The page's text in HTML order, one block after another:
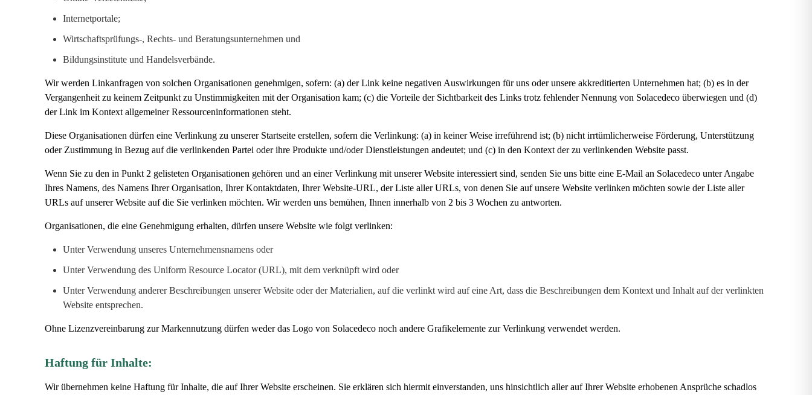
Internetportale;
Wirtschaftsprüfungs-, Rechts- und Beratungsunternehmen und
Bildungsinstitute und Handelsverbände.
Wir werden Linkanfragen von solchen Organisationen genehmigen, sofern: (a) der Link keine negativen Auswirkungen für uns oder unsere akkreditierten Unternehmen hat; (b) es in der
Vergangenheit zu keinem Zeitpunkt zu Unstimmigkeiten mit der Organisation kam; (c) die Vorteile der Sichtbarkeit des Links trotz fehlender Nennung von Solacedeco überwiegen und (d)
der Link im Kontext allgemeiner Ressourceninformationen steht.
Diese Organisationen dürfen eine Verlinkung zu unserer Startseite erstellen, sofern die Verlinkung: (a) in keiner Weise irreführend ist; (b) nicht irrtümlicherweise Förderung, Unterstützung
oder Zustimmung in Bezug auf die verlinkenden Partei oder ihre Produkte und/oder Dienstleistungen andeutet; und (c) in den Kontext der zu verlinkenden Website passt.
Wenn Sie zu den in Punkt 2 gelisteten Organisationen gehören und an einer Verlinkung mit unserer Website interessiert sind, senden Sie uns bitte eine E-Mail an Solacedeco unter Angabe
Ihres Namens, des Namens Ihrer Organisation, Ihrer Kontaktdaten, Ihrer Website-URL, der Liste aller URLs, von denen Sie auf unsere Website verlinken möchten sowie der Liste aller
URLs auf unserer Website auf die Sie verlinken möchten. Wir werden uns bemühen, Ihnen innerhalb von 2 bis 3 Wochen zu antworten.
Organisationen, die eine Genehmigung erhalten, dürfen unsere Website wie folgt verlinken:
Unter Verwendung unseres Unternehmensnamens oder
Unter Verwendung des Uniform Resource Locator (URL), mit dem verknüpft wird oder
Unter Verwendung anderer Beschreibungen unserer Website oder der Materialien, auf die verlinkt wird auf eine Art, dass die Beschreibungen dem Kontext und Inhalt auf der verlinkten
Website entsprechen.
Ohne Lizenzvereinbarung zur Markennutzung dürfen weder das Logo von Solacedeco noch andere Grafikelemente zur Verlinkung verwendet werden.
Haftung für Inhalte:
Wir übernehmen keine Haftung für Inhalte, die auf Ihrer Website erscheinen. Sie erklären sich hiermit einverstanden, uns hinsichtlich aller auf Ihrer Website erhobenen Ansprüche schadlos